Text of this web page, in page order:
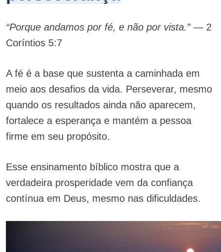
“Porque andamos por fé, e não por vista.” — 2
Coríntios 5:7
A fé é a base que sustenta a caminhada em
meio aos desafios da vida. Perseverar, mesmo
quando os resultados ainda não aparecem,
fortalece a esperança e mantém a pessoa
firme em seu propósito.
Esse ensinamento bíblico mostra que a
verdadeira prosperidade vem da confiança
contínua em Deus, mesmo nas dificuldades.